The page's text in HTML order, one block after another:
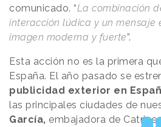
comunicado. “La combinación
interacción lúdica y un
imagen moderna y fuerte”.
Esta acción no es la primera
España. El año pasado se
publicidad exterior en
las principales ciudades de
García, embajadora de